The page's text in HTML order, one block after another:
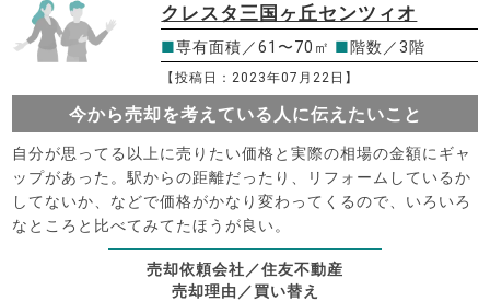
クレスタ三国ヶ丘センツィオ
■専有面積／61〜70㎡ ■階数／3階
【投稿日：2023年07月22日】
今から売却を考えている人に伝えたいこと
自分が思ってる以上に売りたい価格と実際の相場の金額にギャ
ップがあった。駅からの距離だったり、リフォームしているか
してないか、などで価格がかなり変わってくるので、いろいろ
なところと比べてみてたほうが良い。
売却依頼会社／住友不動産
売却理由／買い替え